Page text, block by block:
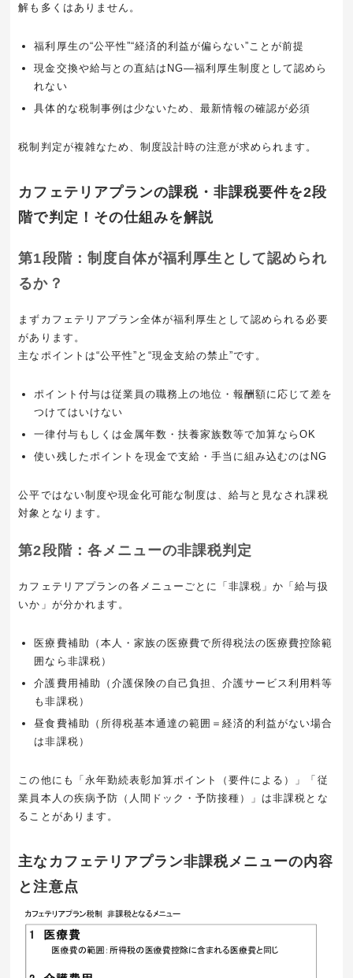
解も多くはありません。
福利厚生の“公平性”“経済的利益が偏らない”ことが前提
現金交換や給与との直結はNG—福利厚生制度として認めら
れない
具体的な税制事例は少ないため、最新情報の確認が必須
税制判定が複雑なため、制度設計時の注意が求められます。
カフェテリアプランの課税・非課税要件を2段
階で判定！その仕組みを解説
第1段階：制度自体が福利厚生として認められ
るか？
まずカフェテリアプラン全体が福利厚生として認められる必要
があります。
主なポイントは“公平性”と“現金支給の禁止”です。
ポイント付与は従業員の職務上の地位・報酬額に応じて差を
つけてはいけない
一律付与もしくは金属年数・扶養家族数等で加算ならOK
使い残したポイントを現金で支給・手当に組み込むのはNG
公平ではない制度や現金化可能な制度は、給与と見なされ課税
対象となります。
第2段階：各メニューの非課税判定
カフェテリアプランの各メニューごとに「非課税」か「給与扱
いか」が分かれます。
医療費補助（本人・家族の医療費で所得税法の医療費控除範
囲なら非課税）
介護費用補助（介護保険の自己負担、介護サービス利用料等
も非課税）
昼食費補助（所得税基本通達の範囲＝経済的利益がない場合
は非課税）
この他にも「永年勤続表彰加算ポイント（要件による）」「従
業員本人の疾病予防（人間ドック・予防接種）」は非課税とな
ることがあります。
主なカフェテリアプラン非課税メニューの内容
と注意点